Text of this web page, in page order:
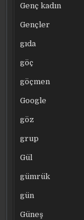
Genç kadın
Gençler
gıda
göç
göçmen
Google
göz
grup
Gül
gümrük
gün
Güneş